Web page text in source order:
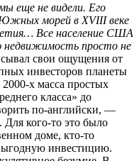
еще не видели. Его
Южных морей в XVIII веке
Все население США
просто не
свои ощущения от
инвесторов планеты
х масса простых
класса» до
по-английски, —
Для кого-то это было
доме, кто-то
инвестицию.